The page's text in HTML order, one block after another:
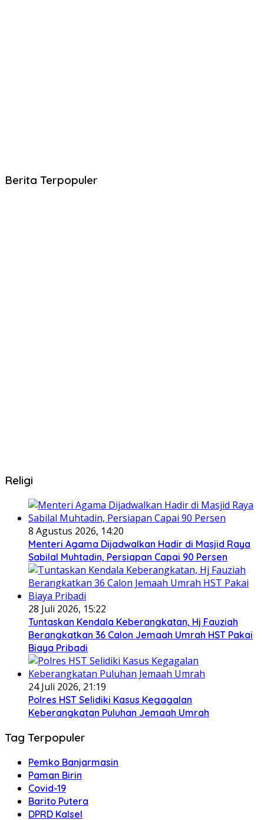
Berita Terpopuler
Religi
8 Agustus 2026, 14:20
Menteri Agama Dijadwalkan Hadir di Masjid Raya
Sabilal Muhtadin, Persiapan Capai 90 Persen
28 Juli 2026, 15:22
Tuntaskan Kendala Keberangkatan, Hj Fauziah
Berangkatkan 36 Calon Jemaah Umrah HST Pakai
Biaya Pribadi
24 Juli 2026, 21:19
Polres HST Selidiki Kasus Kegagalan
Keberangkatan Puluhan Jemaah Umrah
Tag Terpopuler
Pemko Banjarmasin
Paman Birin
Covid-19
Barito Putera
DPRD Kalsel